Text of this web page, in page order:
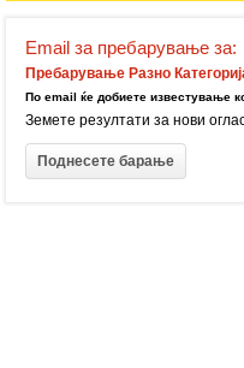
Email за пребарување за:
Пребарување Разно
По email ќе добиете известување
Земете резултати за нови